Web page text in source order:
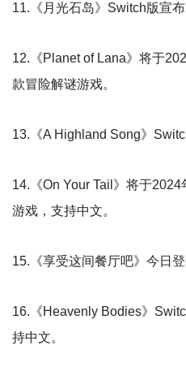
11.《月光石岛》Switch版宣布
12.《Planet of Lana》将于
款冒险解谜游戏。
13.《A Highland Song》
14.《On Your Tail》将于
游戏，支持中文。
15.《享受这间餐厅吧》今日
16.《Heavenly Bodies》
持中文。